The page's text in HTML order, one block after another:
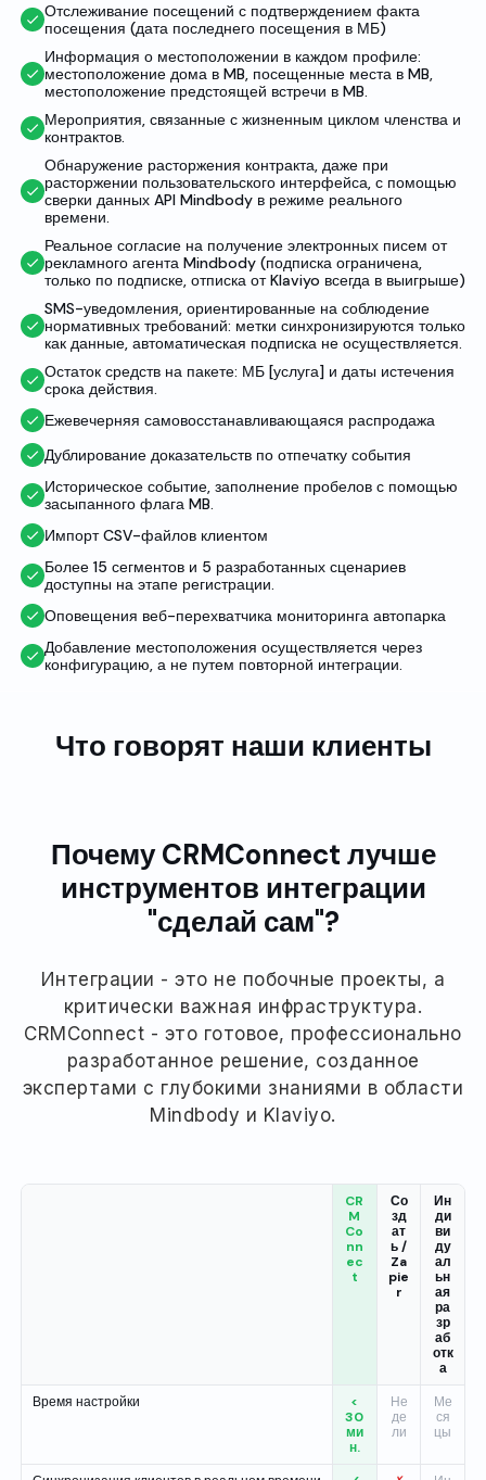
Отслеживание посещений с подтверждением факта
посещения (дата последнего посещения в МБ)
Информация о местоположении в каждом профиле:
местоположение дома в MB, посещенные места в MB,
местоположение предстоящей встречи в MB.
Мероприятия, связанные с жизненным циклом членства и
контрактов.
Обнаружение расторжения контракта, даже при
расторжении пользовательского интерфейса, с помощью
сверки данных API Mindbody в режиме реального
времени.
Реальное согласие на получение электронных писем от
рекламного агента Mindbody (подписка ограничена,
только по подписке, отписка от Klaviyo всегда в выигрыше)
SMS-уведомления, ориентированные на соблюдение
нормативных требований: метки синхронизируются только
как данные, автоматическая подписка не осуществляется.
Остаток средств на пакете: МБ [услуга] и даты истечения
срока действия.
Ежевечерняя самовосстанавливающаяся распродажа
Дублирование доказательств по отпечатку события
Историческое событие, заполнение пробелов с помощью
засыпанного флага MB.
Импорт CSV-файлов клиентом
Более 15 сегментов и 5 разработанных сценариев
доступны на этапе регистрации.
Оповещения веб-перехватчика мониторинга автопарка
Добавление местоположения осуществляется через
конфигурацию, а не путем повторной интеграции.
Что говорят наши клиенты
Почему CRMConnect лучше
инструментов интеграции
"сделай сам"?
Интеграции - это не побочные проекты, а
критически важная инфраструктура.
CRMConnect - это готовое, профессионально
разработанное решение, созданное
экспертами с глубокими знаниями в области
Mindbody и Klaviyo.
CR
M
Co
nn
ec
t
Со
зд
ат
ь /
Za
pie
r
Ин
ди
ви
ду
ал
ьн
ая
ра
зр
аб
отк
а
Время настройки
<
30
ми
н.
Не
де
ли
Ме
ся
цы